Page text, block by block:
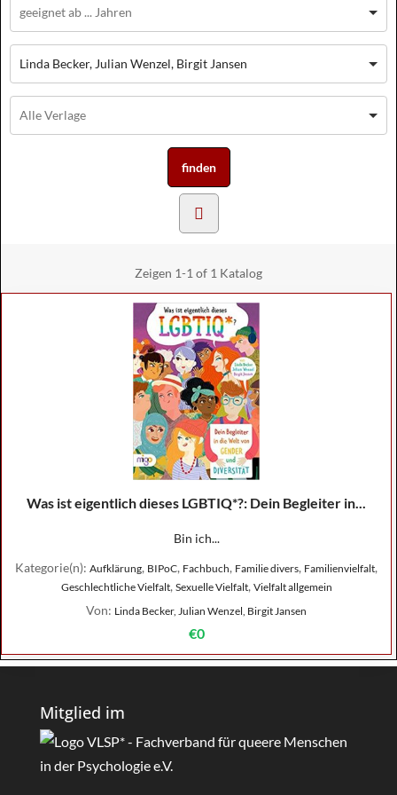
Linda Becker, Julian Wenzel, Birgit Jansen
Zeigen 1-1 of 1 Katalog
Was ist eigentlich dieses LGBTIQ*?: Dein Begleiter in...
Bin ich...
Kategorie(n): Aufklärung, BIPoC, Fachbuch, Familie divers, Familienvielfalt,
Geschlechtliche Vielfalt, Sexuelle Vielfalt, Vielfalt allgemein
Von: Linda Becker, Julian Wenzel, Birgit Jansen
€0
Mitglied im